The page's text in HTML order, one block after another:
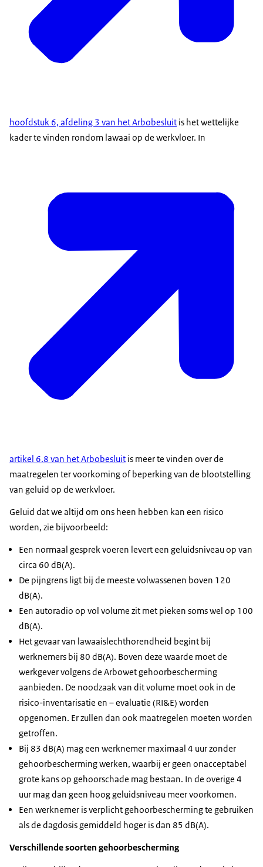
hoofdstuk 6, afdeling 3 van het Arbobesluit is het wettelijke
kader te vinden rondom lawaai op de werkvloer. In
artikel 6.8 van het Arbobesluit is meer te vinden over de
maatregelen ter voorkoming of beperking van de blootstelling
van geluid op de werkvloer.
Geluid dat we altijd om ons heen hebben kan een risico
worden, zie bijvoorbeeld:
Een normaal gesprek voeren levert een geluidsniveau op van
circa 60 dB(A).
De pijngrens ligt bij de meeste volwassenen boven 120
dB(A).
Een autoradio op vol volume zit met pieken soms wel op 100
dB(A).
Het gevaar van lawaaislechthorendheid begint bij
werknemers bij 80 dB(A). Boven deze waarde moet de
werkgever volgens de Arbowet gehoorbescherming
aanbieden. De noodzaak van dit volume moet ook in de
risico-inventarisatie en – evaluatie (RI&E) worden
opgenomen. Er zullen dan ook maatregelen moeten worden
getroffen.
Bij 83 dB(A) mag een werknemer maximaal 4 uur zonder
gehoorbescherming werken, waarbij er geen onacceptabel
grote kans op gehoorschade mag bestaan. In de overige 4
uur mag dan geen hoog geluidsniveau meer voorkomen.
Een werknemer is verplicht gehoorbescherming te gebruiken
als de dagdosis gemiddeld hoger is dan 85 dB(A).
Verschillende soorten gehoorbescherming